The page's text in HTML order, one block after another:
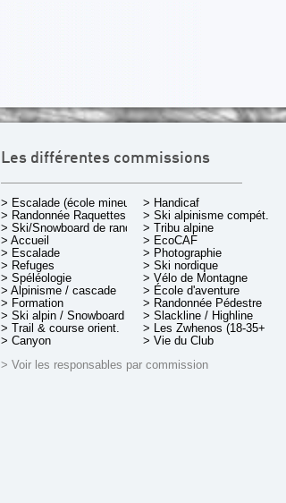
Les différentes commissions
> Escalade (école mineurs)
> Randonnée Raquettes
> Ski/Snowboard de rando.
> Accueil
> Escalade
> Refuges
> Spéléologie
> Alpinisme / cascade
> Formation
> Ski alpin / Snowboard
> Trail & course orient.
> Canyon
> Handicaf
> Ski alpinisme compét.
> Tribu alpine
> EcoCAF
> Photographie
> Ski nordique
> Vélo de Montagne
> École d'aventure
> Randonnée Pédestre
> Slackline / Highline
> Les Zwhenos (18-35+ ans)
> Vie du Club
> Voir les responsables par commission